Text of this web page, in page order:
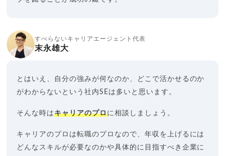
すべらないキャリアエージェント代表
末永雄大
とはいえ、自分の強みが何なのか、どこで活かせるのか
がわからないという社内SEは多いと思います。
そんな時はキャリアのプロに相談しましょう。
キャリアのプロは転職のプロなので、年収を上げるには
どんなスキルが必要なのかや具体的に目指すべき企業に